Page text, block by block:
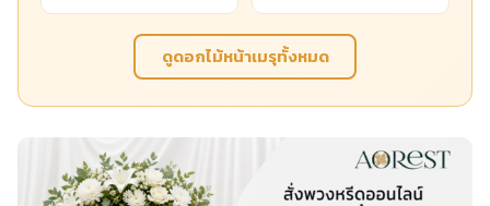
ดูดอกไม้หน้าเมรุทั้งหมด